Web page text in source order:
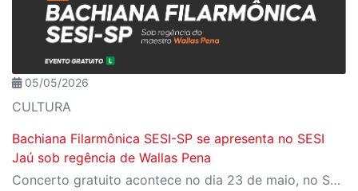
05/05/2026
CULTURA
Bachiana Filarmônica SESI-SP se apresenta no SESI
Jaú sob regência de Wallas Pena
Concerto gratuito acontece no dia 23 de maio, no SESI Jaú, com participação do tenor Jean William e do pianista Davi Campolongo